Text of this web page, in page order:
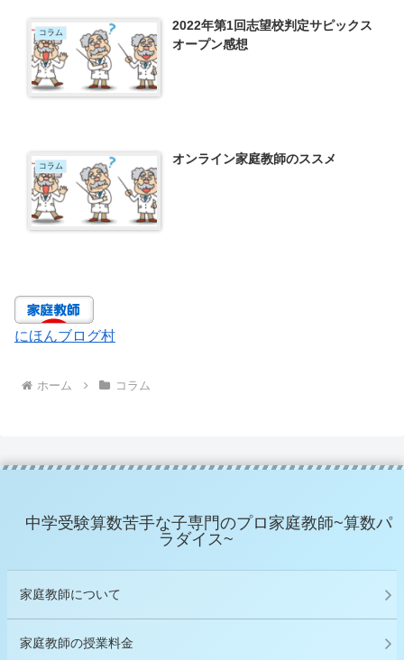
コラム
2022年第1回志望校判定サピックス
オープン感想
コラム オンライン家庭教師のススメ
にほんブログ村
ホーム コラム
中学受験算数苦手な子専門のプロ家庭教師~算数パ
ラダイス~
家庭教師について
家庭教師の授業料金